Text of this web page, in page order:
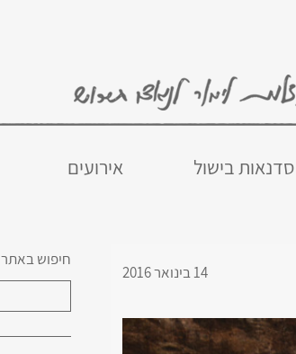
סדנאות בישול אירועים
14 בינואר 2016
חיפוש באתר